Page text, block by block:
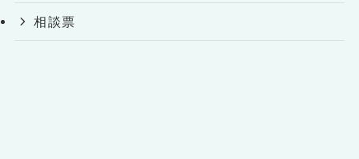
相談票